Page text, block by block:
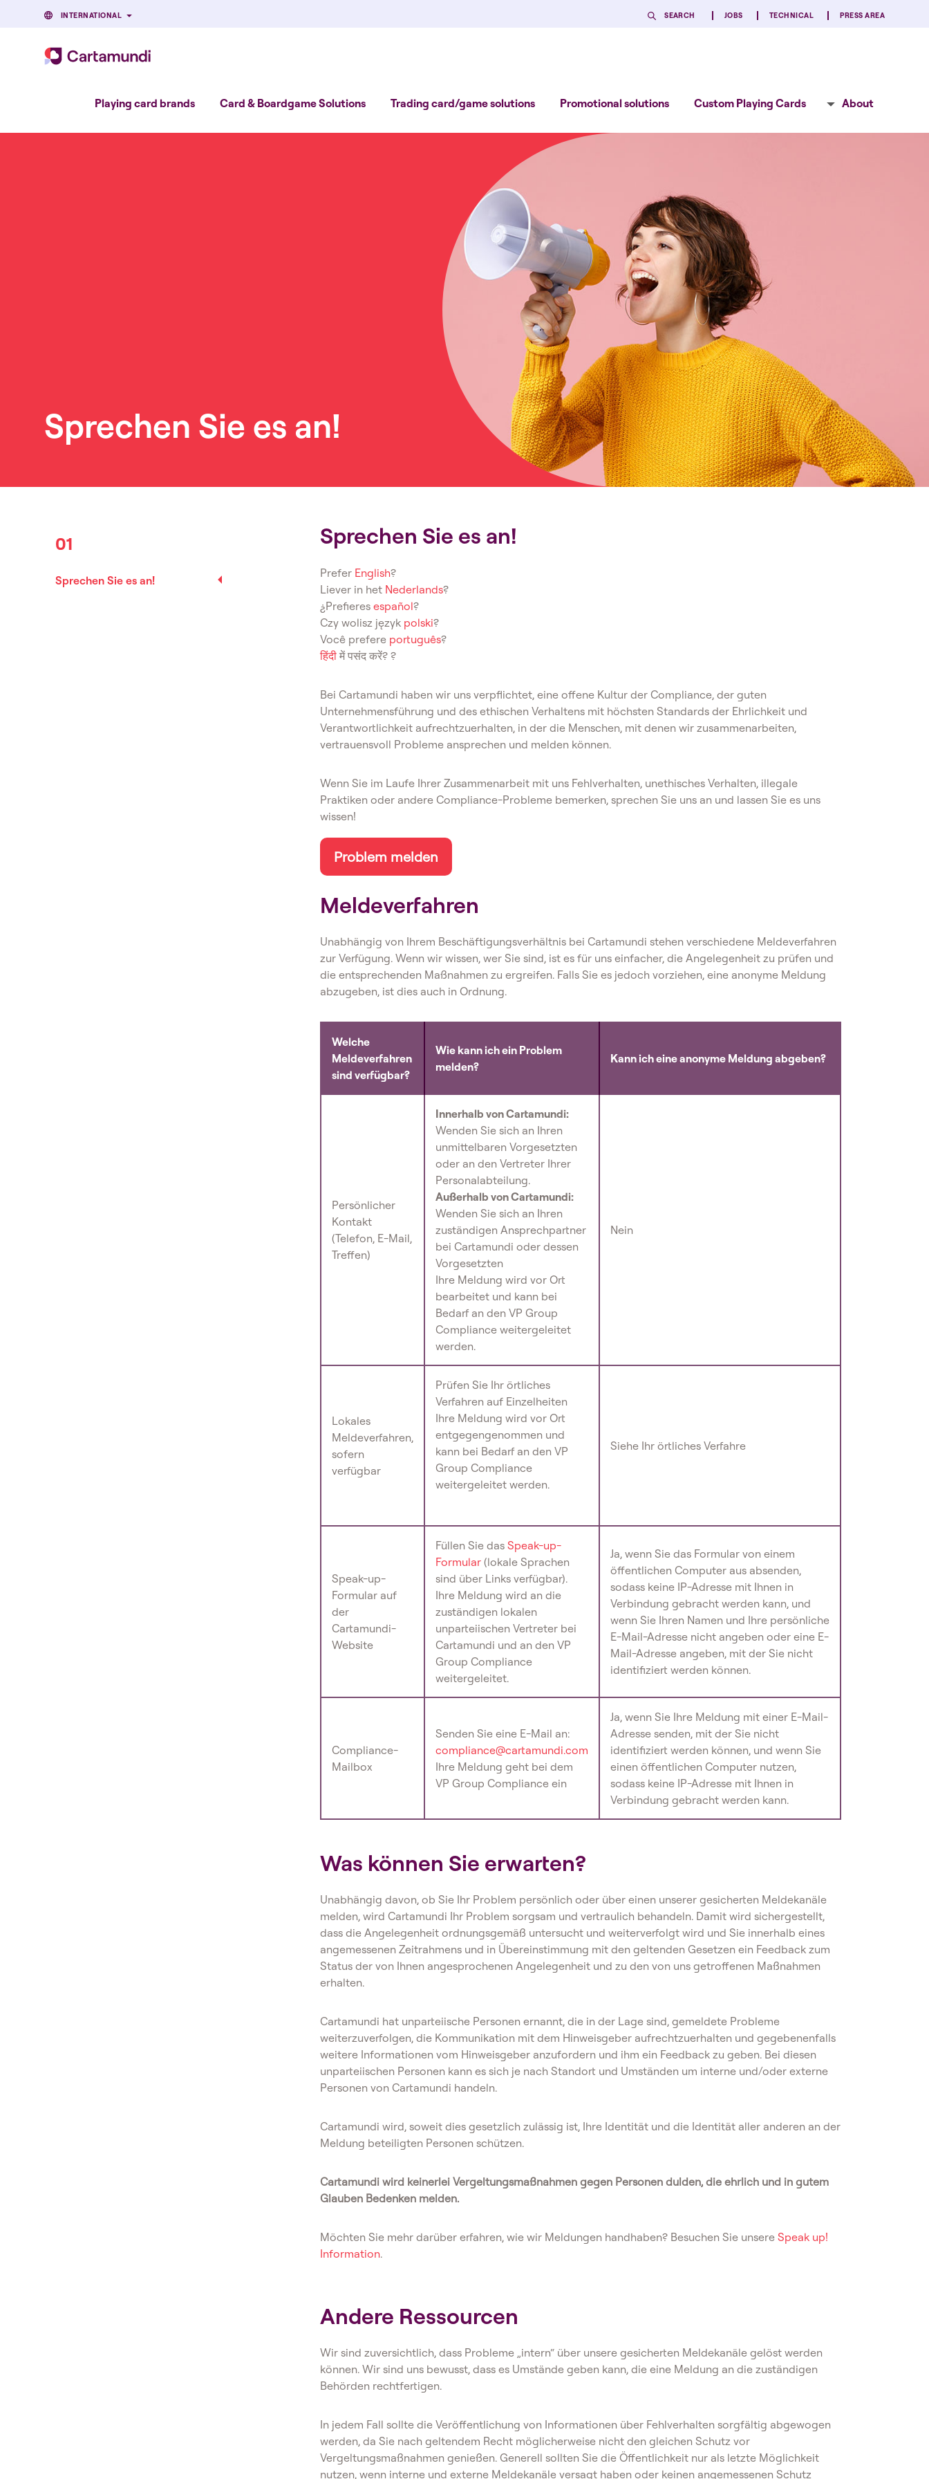
JOBS TECHNICAL PRESS AREA
SEARCH
INTERNATIONAL
Playing card brands Card & Boardgame Solutions Trading card/game solutions Promotional solutions Custom Playing Cards About
Sprechen Sie es an!
01
Sprechen Sie es an!
Sprechen Sie es an!
Prefer English?
Liever in het Nederlands?
¿Prefieres español?
Czy wolisz język polski?
Você prefere português?
हिंदी में पसंद करें? ?
Bei Cartamundi haben wir uns verpflichtet, eine offene Kultur der Compliance, der guten
Unternehmensführung und des ethischen Verhaltens mit höchsten Standards der Ehrlichkeit und
Verantwortlichkeit aufrechtzuerhalten, in der die Menschen, mit denen wir zusammenarbeiten,
vertrauensvoll Probleme ansprechen und melden können.
Wenn Sie im Laufe Ihrer Zusammenarbeit mit uns Fehlverhalten, unethisches Verhalten, illegale
Praktiken oder andere Compliance-Probleme bemerken, sprechen Sie uns an und lassen Sie es uns
wissen!
Problem melden
Meldeverfahren
Unabhängig von Ihrem Beschäftigungsverhältnis bei Cartamundi stehen verschiedene Meldeverfahren
zur Verfügung. Wenn wir wissen, wer Sie sind, ist es für uns einfacher, die Angelegenheit zu prüfen und
die entsprechenden Maßnahmen zu ergreifen. Falls Sie es jedoch vorziehen, eine anonyme Meldung
abzugeben, ist dies auch in Ordnung.
Welche
Meldeverfahren
sind verfügbar?
Wie kann ich ein Problem
melden?
Kann ich eine anonyme Meldung abgeben?
Persönlicher
Kontakt
(Telefon, E-Mail,
Treffen)
Innerhalb von Cartamundi:
Wenden Sie sich an Ihren
unmittelbaren Vorgesetzten
oder an den Vertreter Ihrer
Personalabteilung.
Außerhalb von Cartamundi:
Wenden Sie sich an Ihren
zuständigen Ansprechpartner
bei Cartamundi oder dessen
Vorgesetzten
Ihre Meldung wird vor Ort
bearbeitet und kann bei
Bedarf an den VP Group
Compliance weitergeleitet
werden.
Nein
Lokales
Meldeverfahren,
sofern
verfügbar
Prüfen Sie Ihr örtliches
Verfahren auf Einzelheiten
Ihre Meldung wird vor Ort
entgegengenommen und
kann bei Bedarf an den VP
Group Compliance
weitergeleitet werden.
Siehe Ihr örtliches Verfahre
Speak-up-
Formular auf
der
Cartamundi-
Website
Füllen Sie das Speak-up-
Formular (lokale Sprachen
sind über Links verfügbar).
Ihre Meldung wird an die
zuständigen lokalen
unparteiischen Vertreter bei
Cartamundi und an den VP
Group Compliance
weitergeleitet.
Ja, wenn Sie das Formular von einem
öffentlichen Computer aus absenden,
sodass keine IP-Adresse mit Ihnen in
Verbindung gebracht werden kann, und
wenn Sie Ihren Namen und Ihre persönliche
E-Mail-Adresse nicht angeben oder eine E-
Mail-Adresse angeben, mit der Sie nicht
identifiziert werden können.
Compliance-
Mailbox
Senden Sie eine E-Mail an:
compliance@cartamundi.com
Ihre Meldung geht bei dem
VP Group Compliance ein
Ja, wenn Sie Ihre Meldung mit einer E-Mail-
Adresse senden, mit der Sie nicht
identifiziert werden können, und wenn Sie
einen öffentlichen Computer nutzen,
sodass keine IP-Adresse mit Ihnen in
Verbindung gebracht werden kann.
Was können Sie erwarten?
Unabhängig davon, ob Sie Ihr Problem persönlich oder über einen unserer gesicherten Meldekanäle
melden, wird Cartamundi Ihr Problem sorgsam und vertraulich behandeln. Damit wird sichergestellt,
dass die Angelegenheit ordnungsgemäß untersucht und weiterverfolgt wird und Sie innerhalb eines
angemessenen Zeitrahmens und in Übereinstimmung mit den geltenden Gesetzen ein Feedback zum
Status der von Ihnen angesprochenen Angelegenheit und zu den von uns getroffenen Maßnahmen
erhalten.
Cartamundi hat unparteiische Personen ernannt, die in der Lage sind, gemeldete Probleme
weiterzuverfolgen, die Kommunikation mit dem Hinweisgeber aufrechtzuerhalten und gegebenenfalls
weitere Informationen vom Hinweisgeber anzufordern und ihm ein Feedback zu geben. Bei diesen
unparteiischen Personen kann es sich je nach Standort und Umständen um interne und/oder externe
Personen von Cartamundi handeln.
Cartamundi wird, soweit dies gesetzlich zulässig ist, Ihre Identität und die Identität aller anderen an der
Meldung beteiligten Personen schützen.
Cartamundi wird keinerlei Vergeltungsmaßnahmen gegen Personen dulden, die ehrlich und in gutem
Glauben Bedenken melden.
Möchten Sie mehr darüber erfahren, wie wir Meldungen handhaben? Besuchen Sie unsere Speak up!
Information.
Andere Ressourcen
Wir sind zuversichtlich, dass Probleme „intern“ über unsere gesicherten Meldekanäle gelöst werden
können. Wir sind uns bewusst, dass es Umstände geben kann, die eine Meldung an die zuständigen
Behörden rechtfertigen.
In jedem Fall sollte die Veröffentlichung von Informationen über Fehlverhalten sorgfältig abgewogen
werden, da Sie nach geltendem Recht möglicherweise nicht den gleichen Schutz vor
Vergeltungsmaßnahmen genießen. Generell sollten Sie die Öffentlichkeit nur als letzte Möglichkeit
nutzen, wenn interne und externe Meldekanäle versagt haben oder keinen angemessenen Schutz